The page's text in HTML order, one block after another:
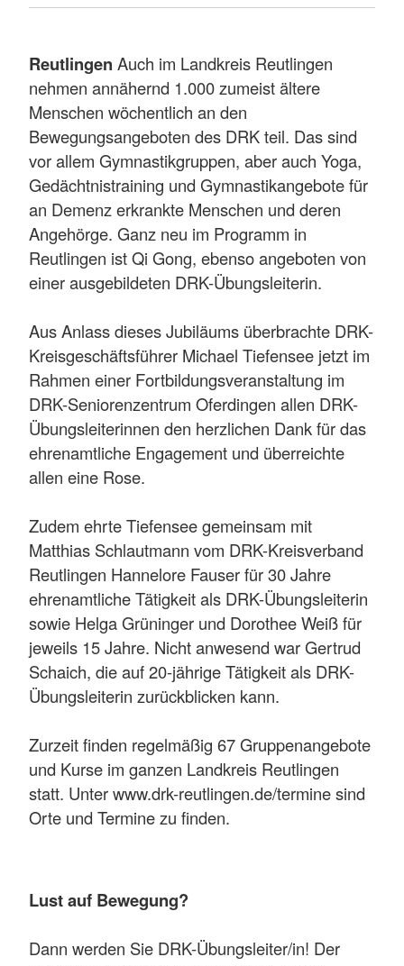
Reutlingen Auch im Landkreis Reutlingen
nehmen annähernd 1.000 zumeist ältere
Menschen wöchentlich an den
Bewegungsangeboten des DRK teil. Das sind
vor allem Gymnastikgruppen, aber auch Yoga,
Gedächtnistraining und Gymnastikangebote für
an Demenz erkrankte Menschen und deren
Angehörge. Ganz neu im Programm in
Reutlingen ist Qi Gong, ebenso angeboten von
einer ausgebildeten DRK-Übungsleiterin.
Aus Anlass dieses Jubiläums überbrachte DRK-
Kreisgeschäftsführer Michael Tiefensee jetzt im
Rahmen einer Fortbildungsveranstaltung im
DRK-Seniorenzentrum Oferdingen allen DRK-
Übungsleiterinnen den herzlichen Dank für das
ehrenamtliche Engagement und überreichte
allen eine Rose.
Zudem ehrte Tiefensee gemeinsam mit
Matthias Schlautmann vom DRK-Kreisverband
Reutlingen Hannelore Fauser für 30 Jahre
ehrenamtliche Tätigkeit als DRK-Übungsleiterin
sowie Helga Grüninger und Dorothee Weiß für
jeweils 15 Jahre. Nicht anwesend war Gertrud
Schaich, die auf 20-jährige Tätigkeit als DRK-
Übungsleiterin zurückblicken kann.
Zurzeit finden regelmäßig 67 Gruppenangebote
und Kurse im ganzen Landkreis Reutlingen
statt. Unter www.drk-reutlingen.de/termine sind
Orte und Termine zu finden.
Lust auf Bewegung?
Dann werden Sie DRK-Übungsleiter/in! Der